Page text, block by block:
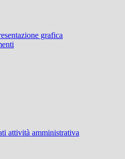
grafica
attività amministrativa